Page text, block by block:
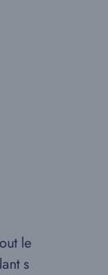
le
s